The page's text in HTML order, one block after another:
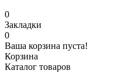
0
Закладки
0
Ваша корзина пуста!
Корзина
Каталог товаров